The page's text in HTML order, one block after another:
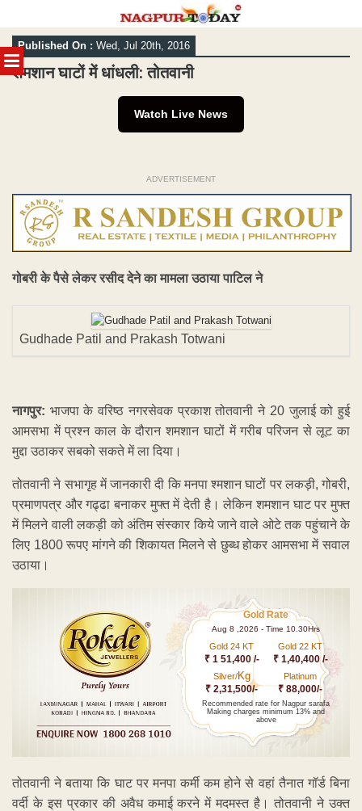
MENU
Skip
to
content
Published On : Wed, Jul 20th, 2016
शमशान घाटों में धांधली: तोतवानी
Watch Live News
ADVERTISEMENT
गोबरी के पैसे लेकर रसीद देने का मामला उठाया पाटिल ने
Gudhade Patil and Prakash Totwani
नागपुर: भाजपा के वरिष्ठ नगरसेवक प्रकाश तोतवानी ने 20 जुलाई को हुई
आमसभा में प्रश्न काल के दौरान शमशान घाटों में गरीब परिजन से लूट का
मुद्दा उठाकर सबको सकते में ला दिया।
तोतवानी ने सभागृह में जानकारी दी कि मनपा श्मशान घाटों पर लकड़ी, गोबरी,
प्रमाणपत्र और गढ्ढा बनाकर मुफ्त में देती है। लेकिन शमशान घाट पर मुफ्त
में मिलने वाली लकड़ी को अंतिम संस्कार किये जाने वाले ओटे तक पहुंचाने के
लिए 1800 रूपए मांगने की शिकायत मिलने से छुब्ध होकर आमसभा में सवाल
उठाया।
Gold Rate
Aug 8 ,2026 - Time 10.30Hrs
Gold 24 KT
₹ 1 51,400 /-
Gold 22 KT
₹ 1,40,400 /-
Silver/Kg
₹ 2,31,500/-
Platinum
₹ 88,000/-
Recommended rate for Nagpur sarafa
Making charges minimum 13% and
above
तोतवानी ने बताया कि घाट पर मनपा कर्मी कम होने से वहां तैनात गॉर्ड बिना
वर्दी के इस प्रकार की अवैध कमाई करने में मदमस्त है। तोतवानी ने उक्त